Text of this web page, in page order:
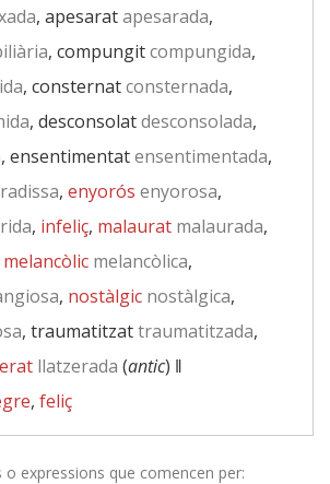
, apesaratapesarada,
, compungitcompungida,
, consternatconsternada,
, desconsolatdesconsolada,
, ensentimentatensentimentada,
, enyorós enyorosa,
, infeliç, malaurat malaurada,
melancòlic melancòlica,
, nostàlgic nostàlgica,
, traumatitzattraumatitzada,
llatzerada (antic) ‖
, feliç
o expressions que comencen per: